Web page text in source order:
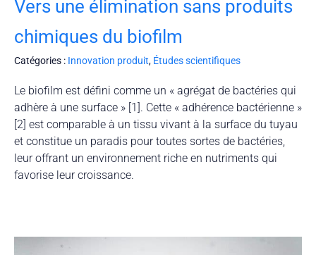
Vers une élimination sans produits
chimiques du biofilm
Catégories : Innovation produit, Études scientifiques
Le biofilm est défini comme un « agrégat de bactéries qui
adhère à une surface » [1]. Cette « adhérence bactérienne »
[2] est comparable à un tissu vivant à la surface du tuyau
et constitue un paradis pour toutes sortes de bactéries,
leur offrant un environnement riche en nutriments qui
favorise leur croissance.